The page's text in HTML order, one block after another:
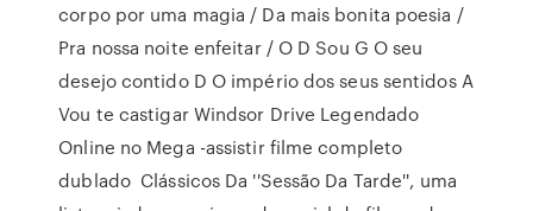
corpo por uma magia / Da mais bonita poesia /
Pra nossa noite enfeitar / O D Sou G O seu
desejo contido D O império dos seus sentidos A
Vou te castigar Windsor Drive Legendado
Online no Mega -assistir filme completo
dublado Clássicos Da ''Sessão Da Tarde'', uma